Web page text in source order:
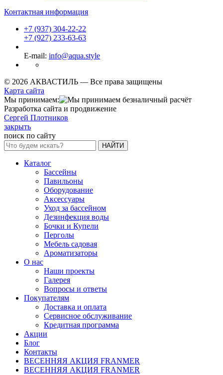
Контактная информация
+7 (937) 304-22-22
+7 (927) 233-63-63
E-mail: info@aqua.style
© 2026 АКВАСТИЛЬ — Все права защищены
Карта сайта
Мы принимаем:
Разработка сайта и продвижение
Сергей Плотников
закрыть
поиск по сайту
НАЙТИ
Каталог
Бассейны
Павильоны
Оборудование
Аксессуары
Уход за бассейном
Дезинфекция воды
Бочки и Купели
Перголы
Мебель садовая
Ароматизаторы
О нас
Наши проекты
Галерея
Вопросы и ответы
Покупателям
Доставка и оплата
Сервисное обслуживание
Кредитная программа
Акции
Блог
Контакты
ВЕСЕННЯЯ АКЦИЯ FRANMER
ВЕСЕННЯЯ АКЦИЯ FRANMER